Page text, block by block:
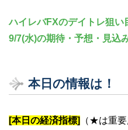
ハイレバFXのデイトレ狙い
9/7(水)の期待・予想・見込
本日の情報は！
[本日の経済指標] （★は重要